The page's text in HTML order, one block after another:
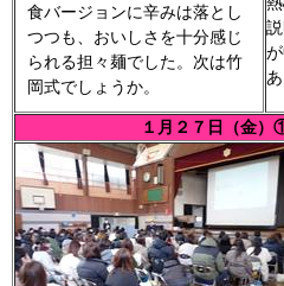
食バージョンに辛みは落とし
つつも、おいしさを十分感じ
られる担々麺でした。次は竹
岡式でしょうか。
１月２７日（金